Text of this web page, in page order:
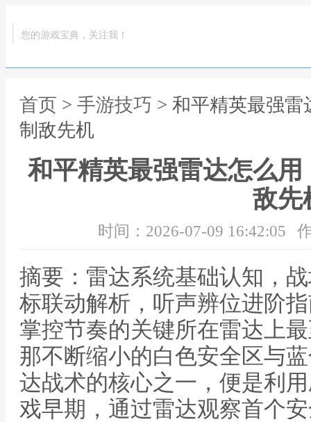
您的游戏宝典，关注我！
首页 > 手游技巧 > 和平精英最强
制敌先机
和平精英最强雷达怎么
敌先
时间：2026-07-09 16:42:05
摘要：雷达系统基础认知，
标联动解析，听声辨位进阶
掌控节奏的关键所在雷达上
那不断缩小的白色安全区与
达战术的核心之一，便是利
戏早期，通过雷达观察首个